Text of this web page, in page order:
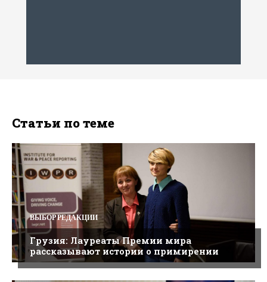
Статьи по теме
ВЫБОР РЕДАКЦИИ
Грузия: Лауреаты Премии мира
рассказывают истории о примирении